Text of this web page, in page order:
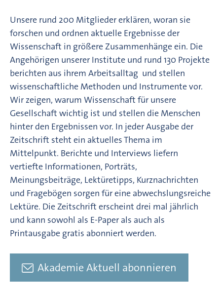
Unsere rund 200 Mitglieder erklären, woran sie
forschen und ordnen aktuelle Ergebnisse der
Wissenschaft in größere Zusammenhänge ein. Die
Angehörigen unserer Institute und rund 130 Projekte
berichten aus ihrem Arbeitsalltag und stellen
wissenschaftliche Methoden und Instrumente vor.
Wir zeigen, warum Wissenschaft für unsere
Gesellschaft wichtig ist und stellen die Menschen
hinter den Ergebnissen vor. In jeder Ausgabe der
Zeitschrift steht ein aktuelles Thema im
Mittelpunkt. Berichte und Interviews liefern
vertiefte Informationen, Porträts,
Meinungsbeiträge, Lektüretipps, Kurznachrichten
und Fragebögen sorgen für eine abwechslungsreiche
Lektüre. Die Zeitschrift erscheint drei mal jährlich
und kann sowohl als E-Paper als auch als
Printausgabe gratis abonniert werden.
Akademie Aktuell abonnieren